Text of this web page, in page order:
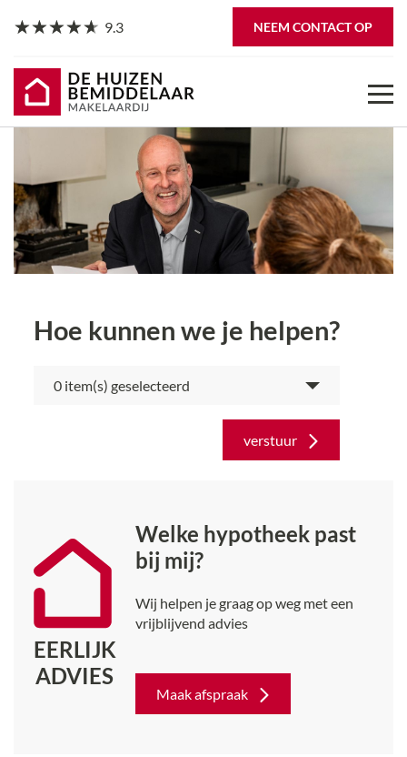
9.3 NEEM CONTACT OP
Hoe kunnen we je helpen?
item(s) geselecteerd
verstuur
EERLIJK
ADVIES
Welke hypotheek past
bij mij?
Wij helpen je graag op weg met een
vrijblijvend advies
Maak afspraak